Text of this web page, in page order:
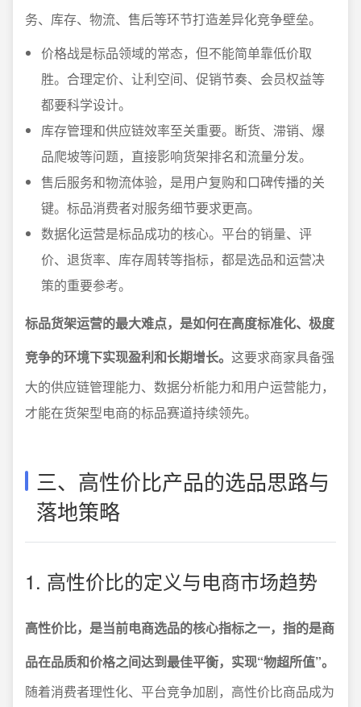
务、库存、物流、售后等环节打造差异化竞争壁垒。
价格战是标品领域的常态，但不能简单靠低价取
胜。合理定价、让利空间、促销节奏、会员权益等
都要科学设计。
库存管理和供应链效率至关重要。断货、滞销、爆
品爬坡等问题，直接影响货架排名和流量分发。
售后服务和物流体验，是用户复购和口碑传播的关
键。标品消费者对服务细节要求更高。
数据化运营是标品成功的核心。平台的销量、评
价、退货率、库存周转等指标，都是选品和运营决
策的重要参考。
标品货架运营的最大难点，是如何在高度标准化、极度
竞争的环境下实现盈利和长期增长。 这要求商家具备强
大的供应链管理能力、数据分析能力和用户运营能力，
才能在货架型电商的标品赛道持续领先。
三、高性价比产品的选品思路与
落地策略
1. 高性价比的定义与电商市场趋势
高性价比，是当前电商选品的核心指标之一，指的是商
品在品质和价格之间达到最佳平衡，实现“物超所值”。
随着消费者理性化、平台竞争加剧，高性价比商品成为